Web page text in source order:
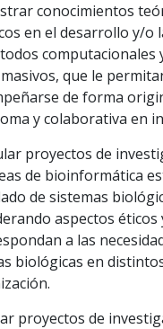
conocimientos
en el desarrollo y/o
computacionales
que le
de forma
y colaborativa en
proyectos de
de bioinformática
de sistemas
aspectos éticos
a las
biológicas en
proyectos de